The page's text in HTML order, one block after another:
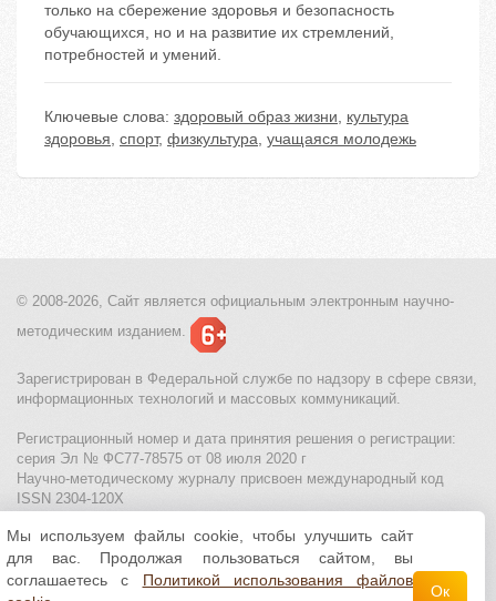
только на сбережение здоровья и безопасность
обучающихся, но и на развитие их стремлений,
потребностей и умений.
Ключевые слова: здоровый образ жизни, культура
здоровья, спорт, физкультура, учащаяся молодежь
© 2008-2026, Сайт является официальным электронным научно-
методическим изданием.
Зарегистрирован в Федеральной службе по надзору в сфере связи,
информационных технологий и массовых коммуникаций.
Регистрационный номер и дата принятия решения о регистрации:
серия Эл № ФС77-78575 от 08 июля 2020 г
Научно-методическому журналу присвоен международный код
ISSN 2304-120X
МЦИТО|Школьные олимпиады и онлайн конкурсы для детей
Политика использования файлов cookie| Политика обработки и
защиты персональных данных
Мы используем файлы cookie, чтобы улучшить сайт
для вас. Продолжая пользоваться сайтом, вы
соглашаетесь с Политикой использования файлов
Ок